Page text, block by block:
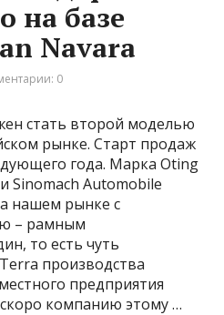
на базе
Navara
0
стать второй моделью
рынке. Старт продаж
года. Марка Oting
Sinomach Automobile
нашем рынке с
– рамным
то есть чуть
производства
предприятия
компанию этому …